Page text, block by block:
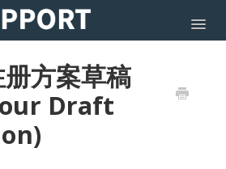
方案草稿
Draft